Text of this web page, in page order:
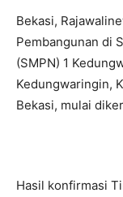
Bekasi,
Pembangunan di
(SMPN) 1
Kedungwaringin,
Bekasi, mulai
Hasil konfirmasi